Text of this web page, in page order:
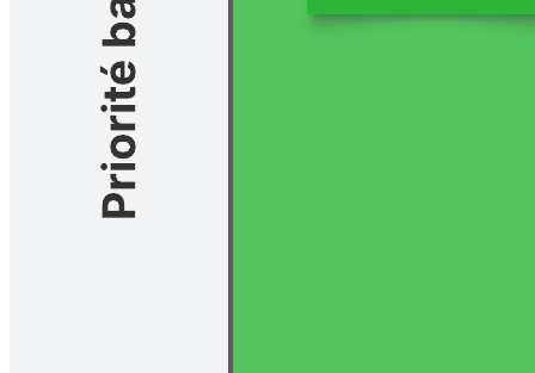
Diagramme des affinités par catégories
Accéder au modèle Diagramme des affinités par catégories